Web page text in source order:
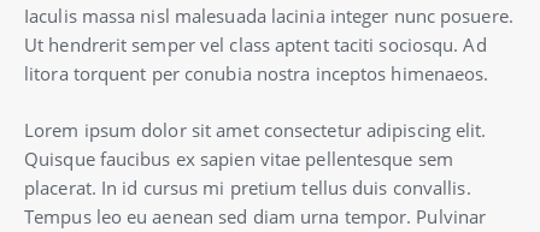
Iaculis massa nisl malesuada lacinia integer nunc posuere.
Ut hendrerit semper vel class aptent taciti sociosqu. Ad
litora torquent per conubia nostra inceptos himenaeos.
Lorem ipsum dolor sit amet consectetur adipiscing elit.
Quisque faucibus ex sapien vitae pellentesque sem
placerat. In id cursus mi pretium tellus duis convallis.
Tempus leo eu aenean sed diam urna tempor. Pulvinar